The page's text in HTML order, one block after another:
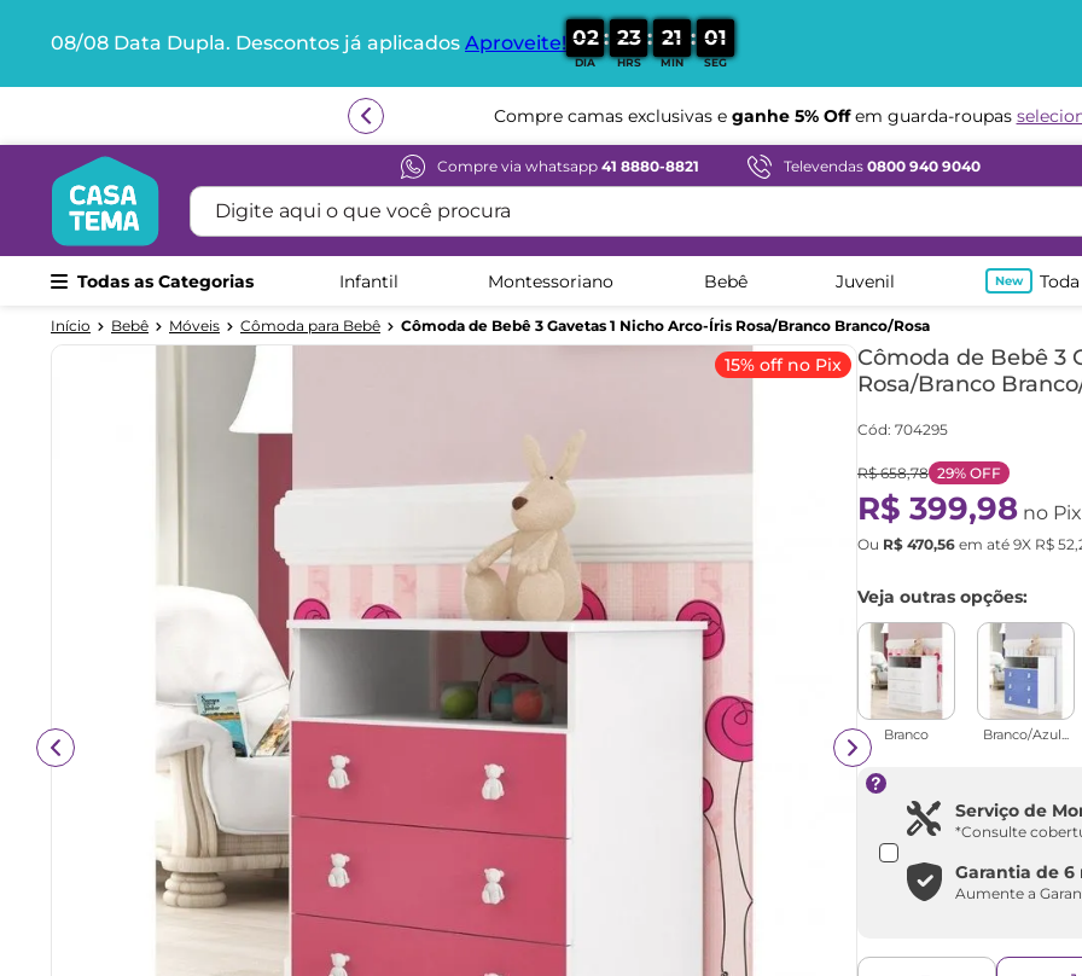
08/08 Data Dupla. Descontos já aplicados Aproveite! 02
DIA
: 23
HRS
: 21
MIN
: 00
SEG
Compre em ate 12x sem juros
Compre via whatsapp 41 8880-8821 Televendas 0800 940 9040
Digite aqui o que você procura
Todas as Categorias Infantil Montessoriano Bebê Juvenil
Bebê Móveis Cômoda para Bebê Cômoda de Bebê 3 Gavetas 1 Nicho Arco-Íris Rosa/Branco Branco/Rosa
15% off no Pix
Cômoda de Bebê 3
Rosa/Branco
Cód: 704295
R$ 658,78 29%OFF
R$ 399,98no Pix
Ou R$ 470,56em até 9X R$ 52
Veja outras opções:
Branco Branco/Azul...
Serviço de
*Consulte
Garantia de6
Aumente a
Termos mais buscados
guarda roupa
aria
bicama
escrivaninha
treliche